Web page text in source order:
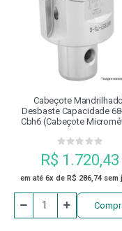
Cabeçote
Desbaste Capacidade
Cbh6 (cabeçote
R$ 1.720,43
em até 6x de R$ 286,74 sem